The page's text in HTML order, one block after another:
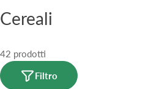
C
l
l
Cereali
42 prodotti
Filtro